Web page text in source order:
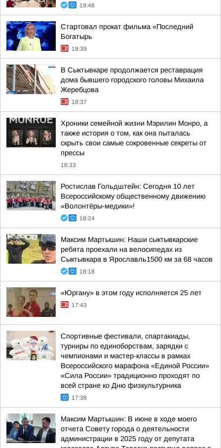
19:48
Стартовал прокат фильма «Последний
Богатырь
19:39
В Сыктывкаре продолжается реставрация
дома бывшего городского головы Михаила
Жеребцова
18:37
Хроники семейной жизни Мэрилин Монро, а
также история о том, как она пыталась
скрыть свои самые сокровенные секреты от
прессы
18:33
Ростислав Гольдштейн: Сегодня 10 лет
Всероссийскому общественному движению
«Волонтёры-медики»!
18:24
Максим Мартышин: Наши сыктывкарские
ребята проехали на велосипедах из
Сыктывкара в Ярославль1500 км за 68 часов
18:18
«Юргану» в этом году исполняется 25 лет
17:43
Спортивные фестивали, спартакиады,
турниры по единоборствам, зарядки с
чемпионами и мастер-классы в рамках
Всероссийского марафона «Единой России»
«Сила России» традиционно проходят по
всей стране ко Дню физкультурника
17:38
Максим Мартышин: В июне в ходе моего
отчета Совету города о деятельности
администрации в 2025 году от депутата